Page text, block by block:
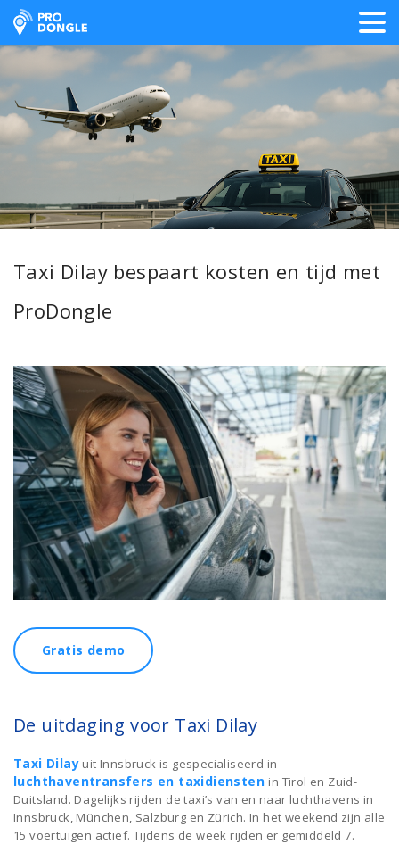
ProDongle Track & Trace
Taxi Dilay bespaart kosten en tijd met
ProDongle
Gratis demo
De uitdaging voor Taxi Dilay
Taxi Dilay uit Innsbruck is gespecialiseerd in
luchthaventransfers en taxidiensten in Tirol en Zuid-
Duitsland. Dagelijks rijden de taxi’s van en naar luchthavens in
Innsbruck, München, Salzburg en Zürich. In het weekend zijn alle
15 voertuigen actief. Tijdens de week rijden er gemiddeld 7.